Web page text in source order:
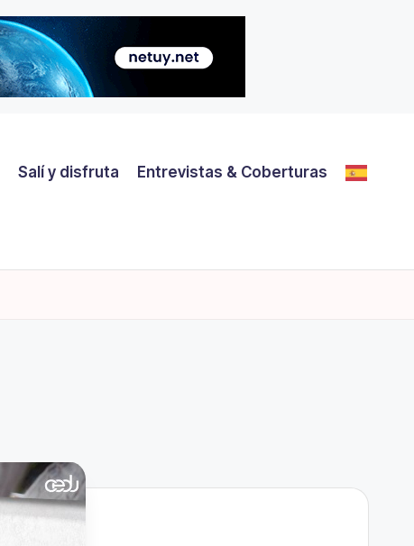
Salí y disfruta Entrevistas & Coberturas